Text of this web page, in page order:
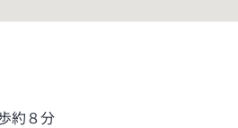
約８分